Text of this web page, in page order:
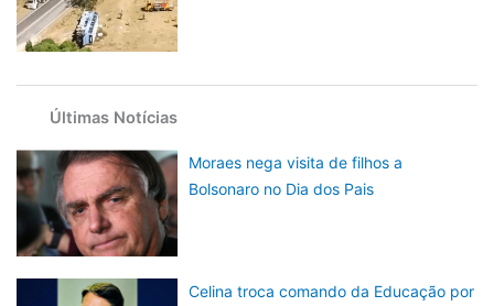
Últimas Notícias
Moraes nega visita de filhos a
Bolsonaro no Dia dos Pais
Celina troca comando da Educação por